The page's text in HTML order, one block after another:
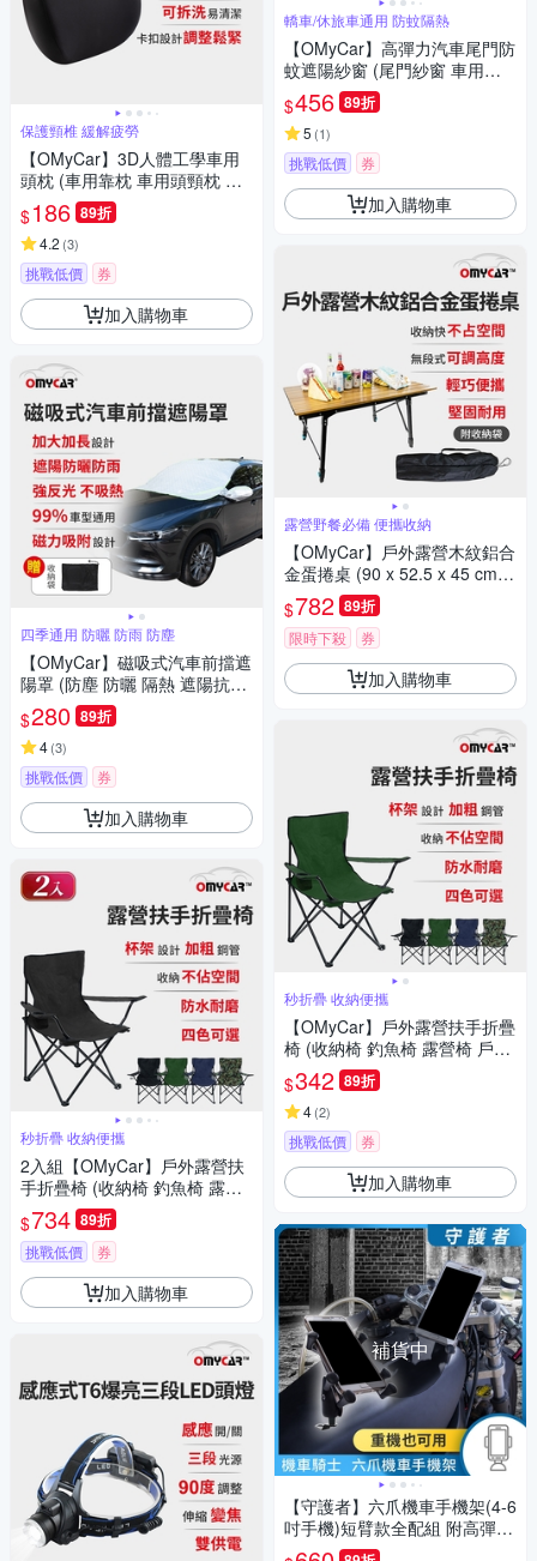
保護頸椎 緩解疲勞
【OMyCar】3D人體工學車用
頭枕 (車用靠枕 車用頭頸枕 慢
回彈記憶枕 慢回彈頭枕)
$186 89折
4.2 (3)
挑戰低價 券
加入購物車
四季通用 防曬 防雨 防塵
【OMyCar】磁吸式汽車前擋遮
陽罩 (防塵 防曬 隔熱 遮陽抗UV
防汙 遮光)
$280 89折
4(3)
挑戰低價 券
加入購物車
秒折疊 收納便攜
2入組【OMyCar】戶外露營扶
手折疊椅 (收納椅 釣魚椅 露營
椅 戶外椅 導演椅 野餐)
$734 89折
挑戰低價 券
加入購物車
轎車/休旅車通用 防蚊隔熱
【OMyCar】高彈力汽車尾門防
蚊遮陽紗窗 (尾門紗窗 車用蚊
帳 汽車防蚊帳 車宿 車露)
$456 89折
5 (1)
挑戰低價 券
加入購物車
露營野餐必備 便攜收納
【OMyCar】戶外露營木紋鋁合
金蛋捲桌 (90 x 52.5 x 45 cm
露營桌 摺疊桌 收納桌 野餐)
$782 89折
限時下殺 券
加入購物車
秒折疊 收納便攜
【OMyCar】戶外露營扶手折疊
椅 (收納椅 釣魚椅 露營椅 戶外
椅 導演椅 野餐)
$342 89折
4(2)
挑戰低價 券
加入購物車
補貨中
【守護者】六爪機車手機架(4-6
吋手機)短臂款全配組 附高彈性
固定帶 摩托車